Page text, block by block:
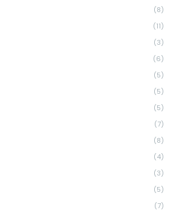
(8)
(11)
(3)
(6)
(5)
(5)
(5)
(7)
(8)
(4)
(3)
(5)
(7)